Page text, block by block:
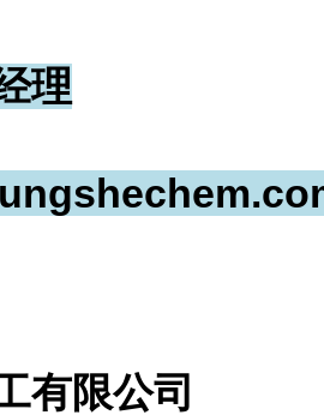
理
有限公司